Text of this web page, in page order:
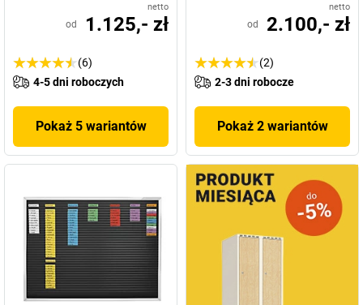
netto
od 1.125,- zł
(6)
4-5 dni roboczych
Pokaż 5 wariantów
netto
od 2.100,- zł
(2)
2-3 dni robocze
Pokaż 2 wariantów